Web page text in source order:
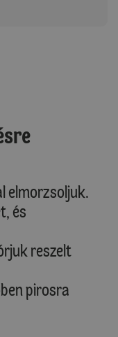
elmorzsoljuk.
és
reszelt
pirosra